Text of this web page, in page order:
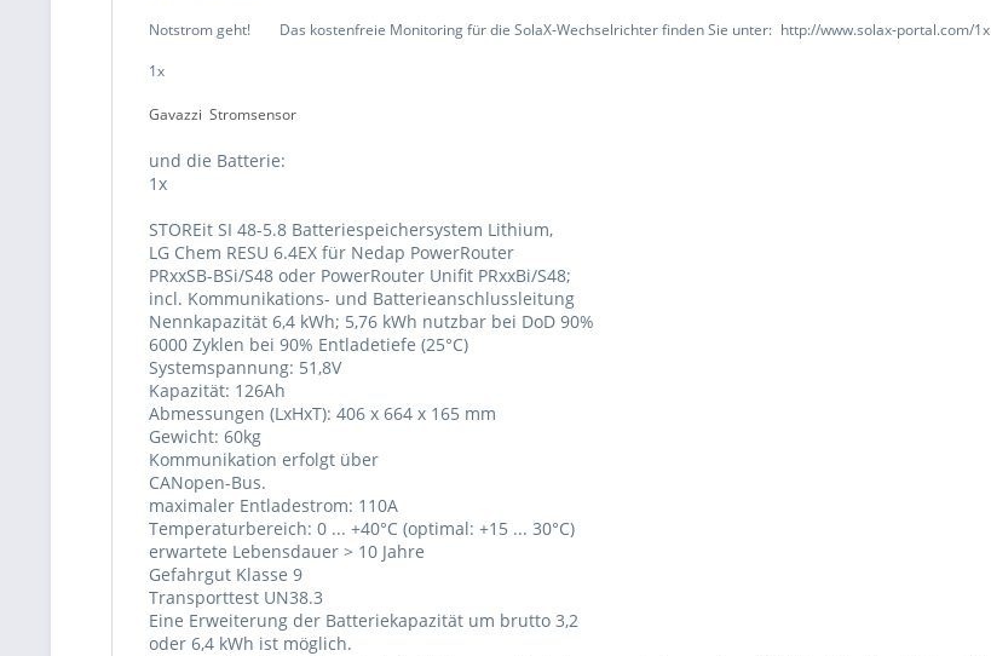
Notstrom geht! Das kostenfreie Monitoring für die SolaX-Wechselrichter finden Sie unter: http://www.solax-portal.com/1x
1x
Gavazzi Stromsensor
und die Batterie:
1x
STOREit SI 48-5.8 Batteriespeichersystem Lithium,
LG Chem RESU 6.4EX für Nedap PowerRouter
PRxxSB-BSi/S48 oder PowerRouter Unifit PRxxBi/S48;
incl. Kommunikations- und Batterieanschlussleitung
Nennkapazität 6,4 kWh; 5,76 kWh nutzbar bei DoD 90%
6000 Zyklen bei 90% Entladetiefe (25°C)
Systemspannung: 51,8V
Kapazität: 126Ah
Abmessungen (LxHxT): 406 x 664 x 165 mm
Gewicht: 60kg
Kommunikation erfolgt über
CANopen-Bus.
maximaler Entladestrom: 110A
Temperaturbereich: 0 ... +40°C (optimal: +15 ... 30°C)
erwartete Lebensdauer > 10 Jahre
Gefahrgut Klasse 9
Transporttest UN38.3
Eine Erweiterung der Batteriekapazität um brutto 3,2
oder 6,4 kWh ist möglich.